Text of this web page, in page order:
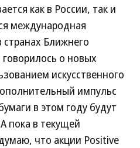
как в России, так и
международная
странах Ближнего
о новых
искусственного
импульс
в этом году будут
пока в текущей
что акции Positive